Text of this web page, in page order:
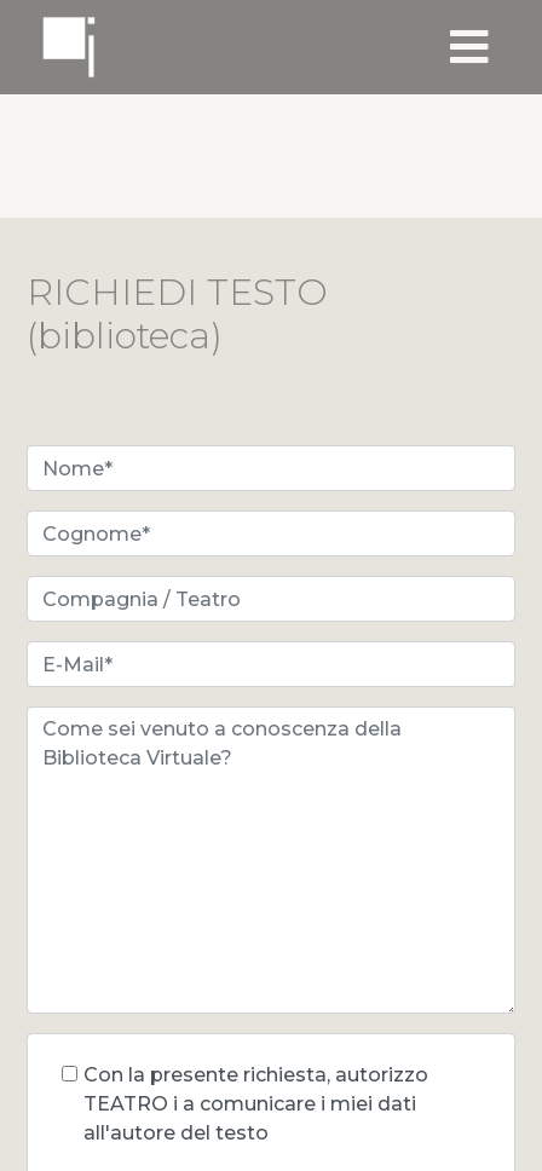
RICHIEDI TESTO
(biblioteca)
Con la presente richiesta, autorizzo
TEATRO i a comunicare i miei dati
all'autore del testo